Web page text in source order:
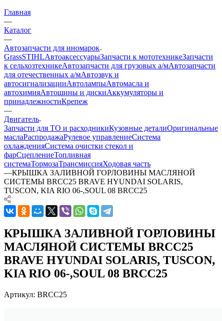
Главная
—
Каталог
—
Автозапчасти для иномарок
GrassSTIHLАвтоаксессуарыЗапчасти к мототехникеЗапчасти
к сельхозтехникеАвтозапчасти для грузовых а/мАвтозапчасти
для отечественных а/мАвтозвук и
автосигнализацииАвтолампыАвтомасла и
автохимияАвтошины и дискиАккумуляторы и
принадлежностиКрепеж
—
Двигатель
Запчасти для ТО и расходникиКузовные деталиОригинальные
маслаРаспродажаРулевое управлениеСистема
охлажденияСистема очистки стекол и
фарСцеплениеТопливная
системаТормозаТрансмиссияХодовая часть
—КРЫШКА ЗАЛИВНОЙ ГОРЛОВИНЫ МАСЛЯНОЙ
СИСТЕМЫ BRCC25 BRAVE HYUNDAI SOLARIS,
TUSCON, KIA RIO 06-,SOUL 08 BRCC25
КРЫШКА ЗАЛИВНОЙ ГОРЛОВИНЫ
МАСЛЯНОЙ СИСТЕМЫ BRCC25
BRAVE HYUNDAI SOLARIS, TUSCON,
KIA RIO 06-,SOUL 08 BRCC25
Артикул: BRCC25